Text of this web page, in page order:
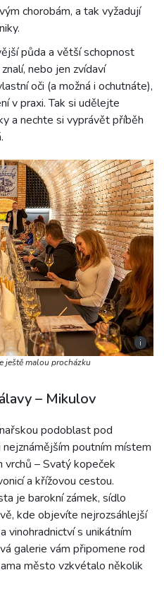
chorobám, a tak vyžadují
půda a větší schopnost
nebo jen zvídaví
oči (a možná i ochutnáte),
v praxi. Tak si udělejte
a nechte si vyprávět příběh
i
ještě malou procházku
– Mikulov
podoblast pod
poutním místem
vrchů – Svatý kopeček
a křížovou cestou.
je barokní zámek, sídlo
kde objevíte nejrozsáhlejší
vinohradnictví s unikátním
galerie vám připomene rod
město vzkvétalo několik